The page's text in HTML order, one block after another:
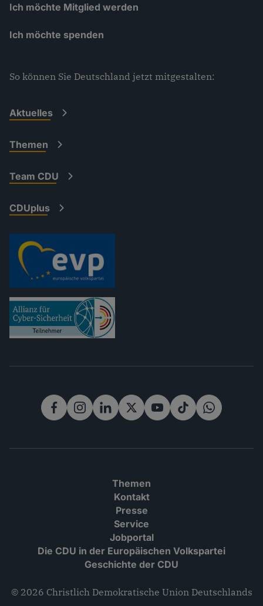
Ich möchte Mitglied werden
Ich möchte spenden
So können Sie Deutschland jetzt mitgestalten:
Aktuelles
Themen
Team CDU
CDUplus
Themen
Kontakt
Presse
Service
Jobportal
Die CDU in der Europäischen Volkspartei
Geschichte der CDU
© 2026 Christlich Demokratische Union Deutschlands